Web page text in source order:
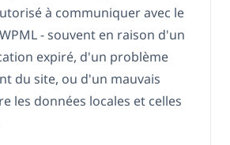
à communiquer avec le
- souvent en raison d'un
expiré, d'un problème
du site, ou d'un mauvais
les données locales et celles